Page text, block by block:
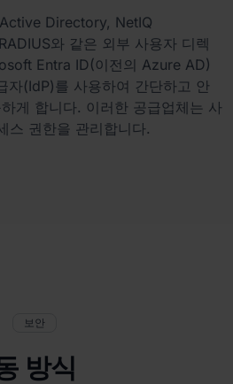
Directory, NetIQ
와 같은 외부 사용자 디렉
Entra ID(이전의 Azure AD)
자(IdP)를 사용하여 간단하고 안
게 합니다. 이러한 공급업체는 사
스 권한을 관리합니다.
보안
방식